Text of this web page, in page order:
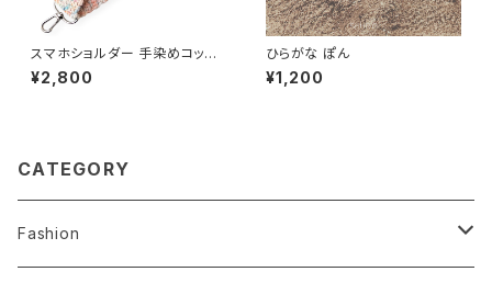
スマホショルダー 手染めコット
ン100% 淡レインボー スマホス
トラップ
¥2,800
ひらがな ぽん
¥1,200
CATEGORY
Fashion